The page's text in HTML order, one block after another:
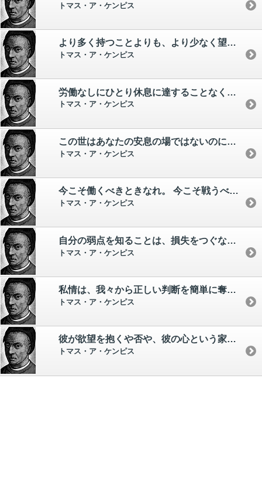
トマス・ア・ケンピス
より多く持つことよりも、より少なく望むことを常にえらべ。
トマス・ア・ケンピス
労働なしにひとり休息に達することなく、戦闘なしに勝利に達することもない。
トマス・ア・ケンピス
この世はあなたの安息の場ではないのに、なにをそこで訪ね回っているのか。 天上こそあなたの住居があるはずである。 それゆえ、地上のすべてのものはすぎゆくものと眺めるべきである。
トマス・ア・ケンピス
今こそ働くべきときなれ。 今こそ戦うべきときなれ。 今こそわが身をいっそうすぐれたる人にすべきときなれ。 今日能わずんば明日何をかしえんや。
トマス・ア・ケンピス
自分の弱点を知ることは、損失をつぐなう第一歩である。
トマス・ア・ケンピス
私情は、我々から正しい判断を簡単に奪う。
トマス・ア・ケンピス
彼が欲望を抱くや否や、彼の心という家庭の平和は乱されてしまう。
トマス・ア・ケンピス